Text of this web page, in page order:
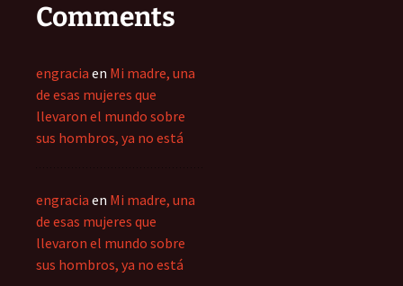
Comments
engracia en Mi madre, una
de esas mujeres que
llevaron el mundo sobre
sus hombros, ya no está
engracia en Mi madre, una
de esas mujeres que
llevaron el mundo sobre
sus hombros, ya no está